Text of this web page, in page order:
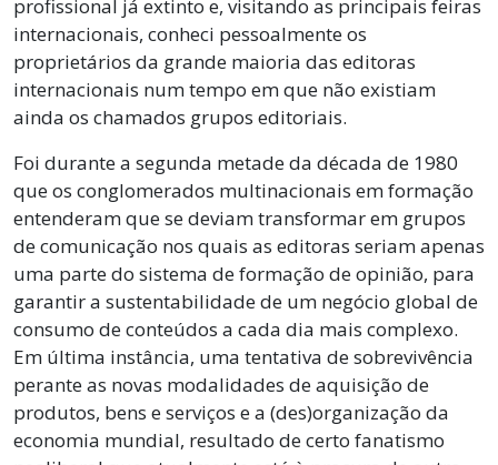
profissional já extinto e, visitando as principais feiras
internacionais, conheci pessoalmente os
proprietários da grande maioria das editoras
internacionais num tempo em que não existiam
ainda os chamados grupos editoriais.
Foi durante a segunda metade da década de 1980
que os conglomerados multinacionais em formação
entenderam que se deviam transformar em grupos
de comunicação nos quais as editoras seriam apenas
uma parte do sistema de formação de opinião, para
garantir a sustentabilidade de um negócio global de
consumo de conteúdos a cada dia mais complexo.
Em última instância, uma tentativa de sobrevivência
perante as novas modalidades de aquisição de
produtos, bens e serviços e a (des)organização da
economia mundial, resultado de certo fanatismo